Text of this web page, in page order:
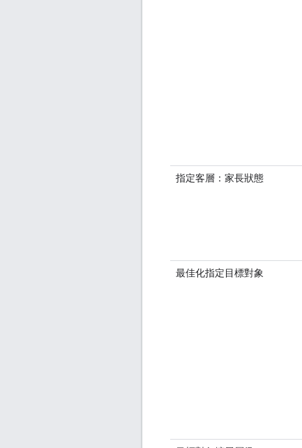
指定客層：家長狀態
最佳化指定目標對象